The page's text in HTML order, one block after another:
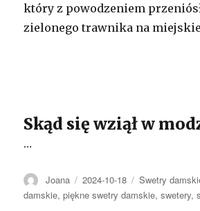
który z powodzeniem
zielonego trawnika na
Skąd się wziął w
…
Autor
Joana Opublikowano
2024-10-18 Kategorie
Swetry
damskie,piękne swetry damskie,swetery,